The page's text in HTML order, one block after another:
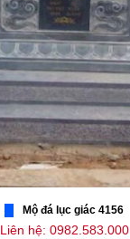
Mộ đá lục giác 4156
Liên hệ: 0982.583.000